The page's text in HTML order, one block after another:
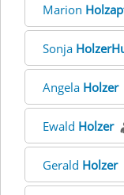
Marion
Sonja
Angela Holzer
Ewald Holzer
Gerald Holzer